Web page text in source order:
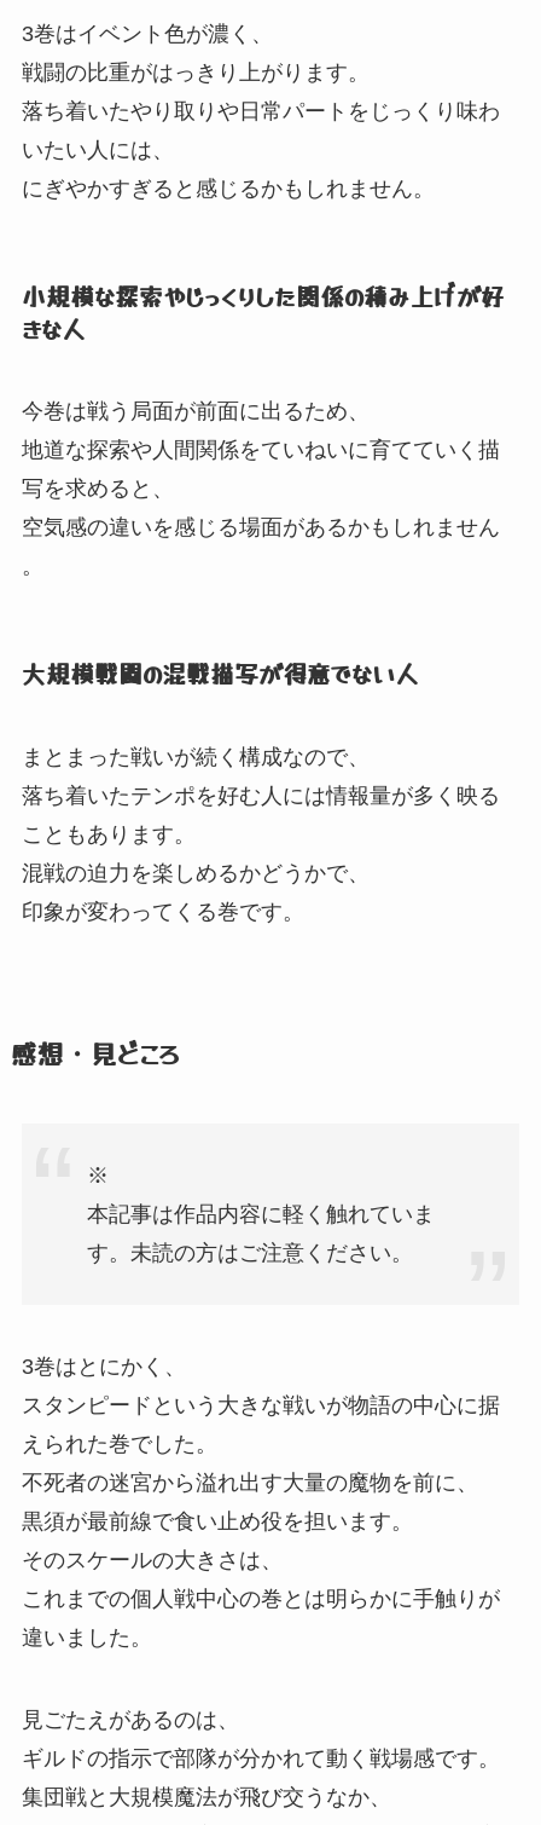
3巻はイベント色が濃く、
戦闘の比重がはっきり上がります。
落ち着いたやり取りや日常パートをじっくり味わ
いたい人には、
にぎやかすぎると感じるかもしれません。
小規模な探索やじっくりした関係の積み上げが好
きな人
今巻は戦う局面が前面に出るため、
地道な探索や人間関係をていねいに育てていく描
写を求めると、
空気感の違いを感じる場面があるかもしれません
。
大規模戦闘の混戦描写が得意でない人
まとまった戦いが続く構成なので、
落ち着いたテンポを好む人には情報量が多く映る
こともあります。
混戦の迫力を楽しめるかどうかで、
印象が変わってくる巻です。
感想・見どころ
※
本記事は作品内容に軽く触れていま
す。 未読の方はご注意ください。
3巻はとにかく、
スタンピードという大きな戦いが物語の中心に据
えられた巻でした。
不死者の迷宮から溢れ出す大量の魔物を前に、
黒須が最前線で食い止め役を担います。
そのスケールの大きさは、
これまでの個人戦中心の巻とは明らかに手触りが
違いました。
見ごたえがあるのは、
ギルドの指示で部隊が分かれて動く戦場感です。
集団戦と大規模魔法が飛び交うなか、